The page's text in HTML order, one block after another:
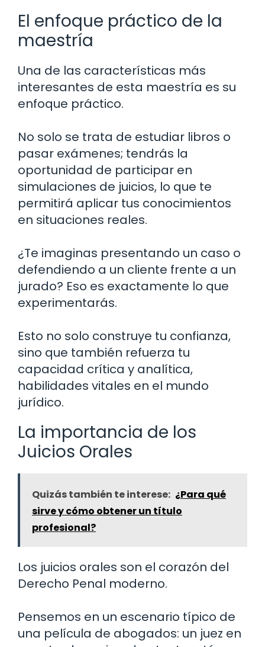
El enfoque práctico de la
maestría
Una de las características más
interesantes de esta maestría es su
enfoque práctico.
No solo se trata de estudiar libros o
pasar exámenes; tendrás la
oportunidad de participar en
simulaciones de juicios, lo que te
permitirá aplicar tus conocimientos
en situaciones reales.
¿Te imaginas presentando un caso o
defendiendo a un cliente frente a un
jurado? Eso es exactamente lo que
experimentarás.
Esto no solo construye tu confianza,
sino que también refuerza tu
capacidad crítica y analítica,
habilidades vitales en el mundo
jurídico.
La importancia de los
Juicios Orales
Quizás también te interese: ¿Para qué
sirve y cómo obtener un título
profesional?
Los juicios orales son el corazón del
Derecho Penal moderno.
Pensemos en un escenario típico de
una película de abogados: un juez en